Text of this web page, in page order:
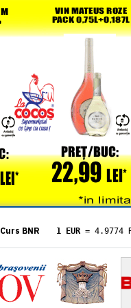
Curs BNR 1 EUR = 4.9774
= 5.8304
1 XAU= 464.4611
1 AED= 1.1933
1 AUD= 2.7957
1 BGN= 2.5449